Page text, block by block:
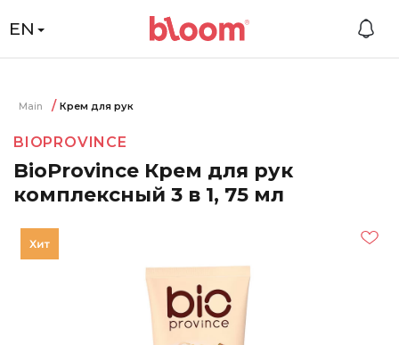
EN
Main Крем для рук
BIOPROVINCE
BioProvince Крем для рук
комплексный 3 в 1, 75 мл